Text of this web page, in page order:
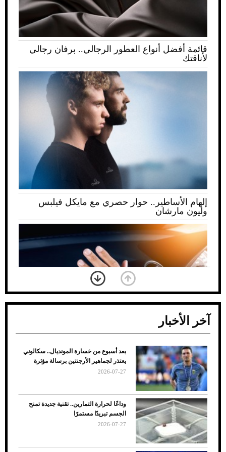
قائمة أفضل أنواع العطور الرجالي.. برفان رجالي
لأناقتك
إلهام الأساطير.. حوار حصري مع مايكل فيلبس
وليون مارشان
ضعف تبريد مكيف السيارة عند الوقوف.. أشهر
الأسباب والحلول
آخر الأخبار
بعد أسبوع من خسارة المونديال.. سكالوني
يعتذر لجماهير الأرجنتين برسالة مؤثرة
2026-07-27
وداعًا لحرارة التمارين.. تقنية جديدة تمنح
الجسم تبريدًا مستمرًا
2026-07-27